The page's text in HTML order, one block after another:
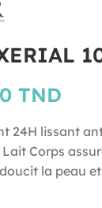
TND
24H lissant
Lait Corps
la peau